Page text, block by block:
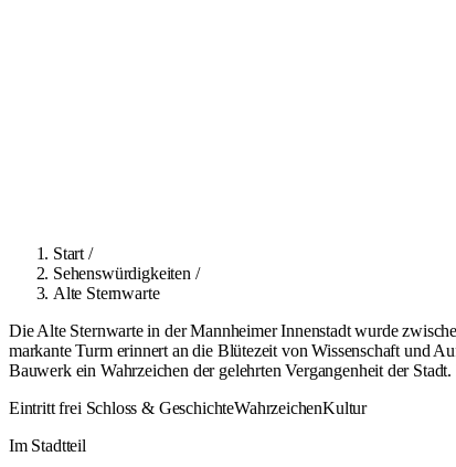
Start /
Sehenswürdigkeiten /
Alte Sternwarte
Die Alte Sternwarte in der Mannheimer Innenstadt wurde
markante Turm erinnert an die Blütezeit von Wissenschaft und
Bauwerk ein Wahrzeichen der gelehrten Vergangenheit der
Eintritt frei Schloss & GeschichteWahrzeichenKultur
Im Stadtteil